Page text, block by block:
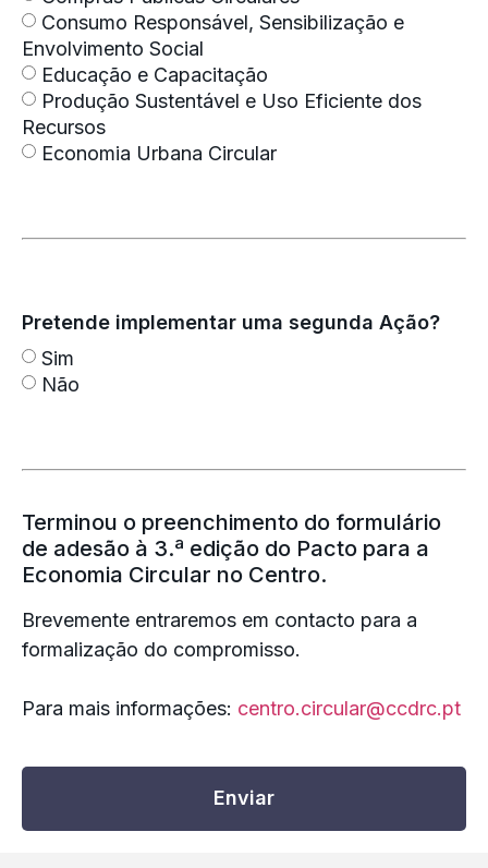
Consumo Responsável, Sensibilização e
Envolvimento Social
Educação e Capacitação
Produção Sustentável e Uso Eficiente dos
Recursos
Economia Urbana Circular
Pretende implementar uma segunda Ação?
Sim
Não
Terminou o preenchimento do formulário
de adesão à 3.ª edição do Pacto para a
Economia Circular no Centro.
Brevemente entraremos em contacto para a
formalização do compromisso.
Para mais informações: centro.circular@ccdrc.pt
Enviar